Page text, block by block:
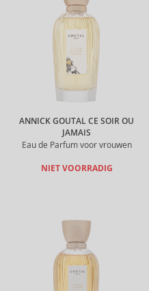
ANNICK GOUTAL CE SOIR OU
JAMAIS
Eau de Parfum voor vrouwen
NIET VOORRADIG